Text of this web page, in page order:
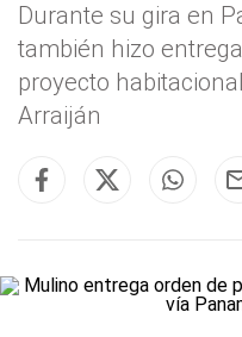
Durante su gira en
también hizo
proyecto
Arraiján